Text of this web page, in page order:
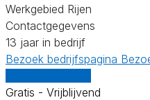
Werkgebied Rijen
Contactgegevens
13 jaar in bedrijf
Bezoek bedrijfspagina
Gratis - Vrijblijvend